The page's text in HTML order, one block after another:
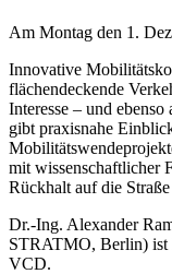
Am Montag den 1.
Innovative
flächendeckende
Interesse – und
gibt praxisnahe
mit wissenschaftlicher
Rückhalt auf die
Dr.-Ing. Alexander
STRATMO, Berlin) ist
VCD.